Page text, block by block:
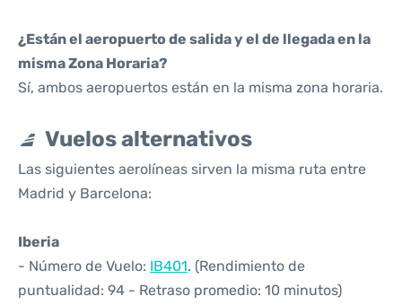
¿Están el aeropuerto de salida y el de llegada en la
misma Zona Horaria?
Sí, ambos aeropuertos están en la misma zona horaria.
Vuelos alternativos
Las siguientes aerolíneas sirven la misma ruta entre
Madrid y Barcelona:
Iberia
- Número de Vuelo: IB401. (Rendimiento de
puntualidad: 94 - Retraso promedio: 10 minutos)